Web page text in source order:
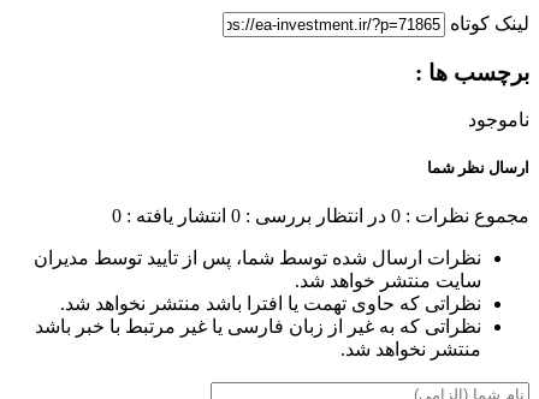
لینک کوتاه
برچسب ها :
ناموجود
ارسال نظر شما
مجموع نظرات : 0 در انتظار بررسی : 0 انتشار یافته : 0
نظرات ارسال شده توسط شما، پس از تایید توسط مدیران
سایت منتشر خواهد شد.
نظراتی که حاوی تهمت یا افترا باشد منتشر نخواهد شد.
نظراتی که به غیر از زبان فارسی یا غیر مرتبط با خبر باشد
منتشر نخواهد شد.